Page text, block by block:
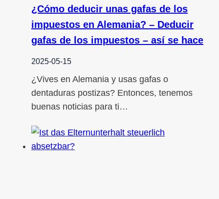
¿Cómo deducir unas gafas de los
impuestos en Alemania? – Deducir
gafas de los impuestos – así se hace
2025-05-15
¿Vives en Alemania y usas gafas o
dentaduras postizas? Entonces, tenemos
buenas noticias para ti…